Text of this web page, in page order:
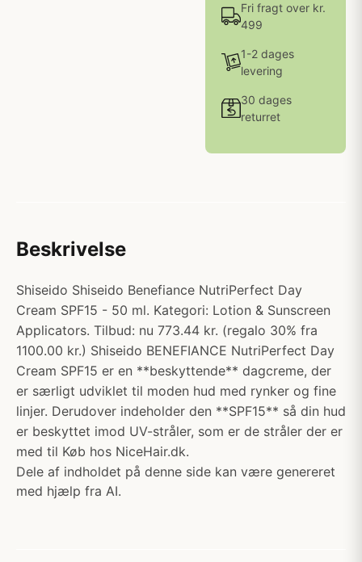
Fri fragt over kr.
499
1-2 dages
levering
30 dages
returret
Beskrivelse
Shiseido Shiseido Benefiance NutriPerfect Day
Cream SPF15 - 50 ml. Kategori: Lotion & Sunscreen
Applicators. Tilbud: nu 773.44 kr. (regalo 30% fra
1100.00 kr.) Shiseido BENEFIANCE NutriPerfect Day
Cream SPF15 er en **beskyttende** dagcreme, der
er særligt udviklet til moden hud med rynker og fine
linjer. Derudover indeholder den **SPF15** så din hud
er beskyttet imod UV-stråler, som er de stråler der er
med til Køb hos NiceHair.dk.
Dele af indholdet på denne side kan være genereret
med hjælp fra AI.